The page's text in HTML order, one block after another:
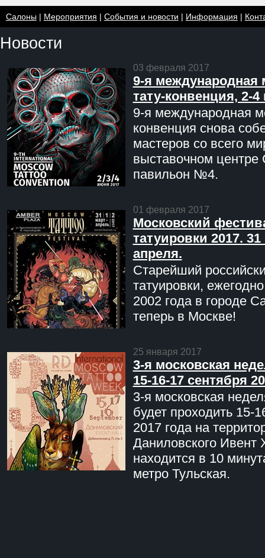
Салоны| Мероприятия | События и новости | Информация |
Новости
03 февраля 2017
9-я международная
тату-конвенция, 2-
9-я международная
конвенция снова
мастеров со всего
выставочном центре
павильон №4.
01 февраля 2017
Московский
татуировки 2017. 31
апреля.
Старейший
татуировки,
2002 года в городе
теперь в Москве!
25 января 2017
3-я московская
15-16-17 сентября
3-я московская
будет проходить 15-
2017 года на
Даниловского Ивент
находится в 10
метро Тульская.